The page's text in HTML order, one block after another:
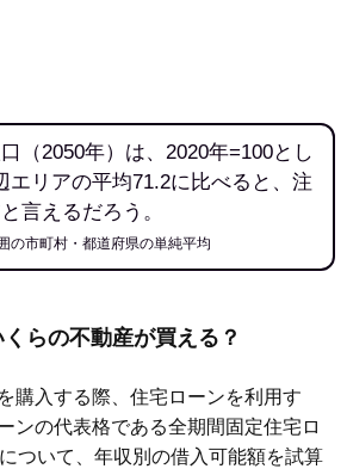
（2050年）は、2020年=100とし
エリアの平均71.2に比べると、注
言えるだろう。
の市町村・都道府県の単純平均
らの不動産が買える？
購入する際、住宅ローンを利用す
ンの代表格である全期間固定住宅ロ
ついて、年収別の借入可能額を試算